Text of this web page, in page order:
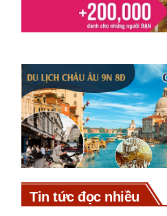
Tin tức đọc nhiều